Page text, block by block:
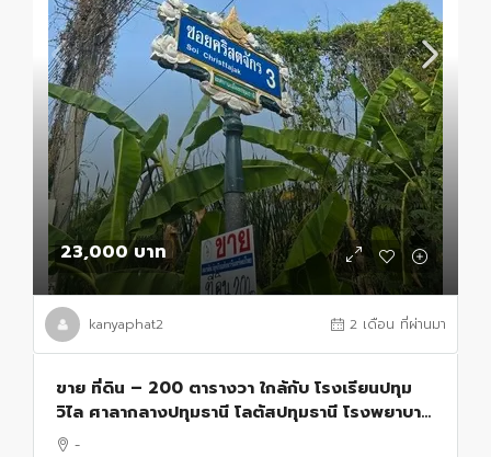
23,000 บาท
kanyaphat2 2 เดือน ที่ผ่านมา
ขาย ที่ดิน – 200 ตารางวา ใกล้กับ โรงเรียนปทุม
วิไล ศาลากลางปทุมธานี โลตัสปทุมธานี โรงพยาบาล
ปทุมธานี อยู่ย่านใจกลางเมืองปทุม เขตชุมชน
-